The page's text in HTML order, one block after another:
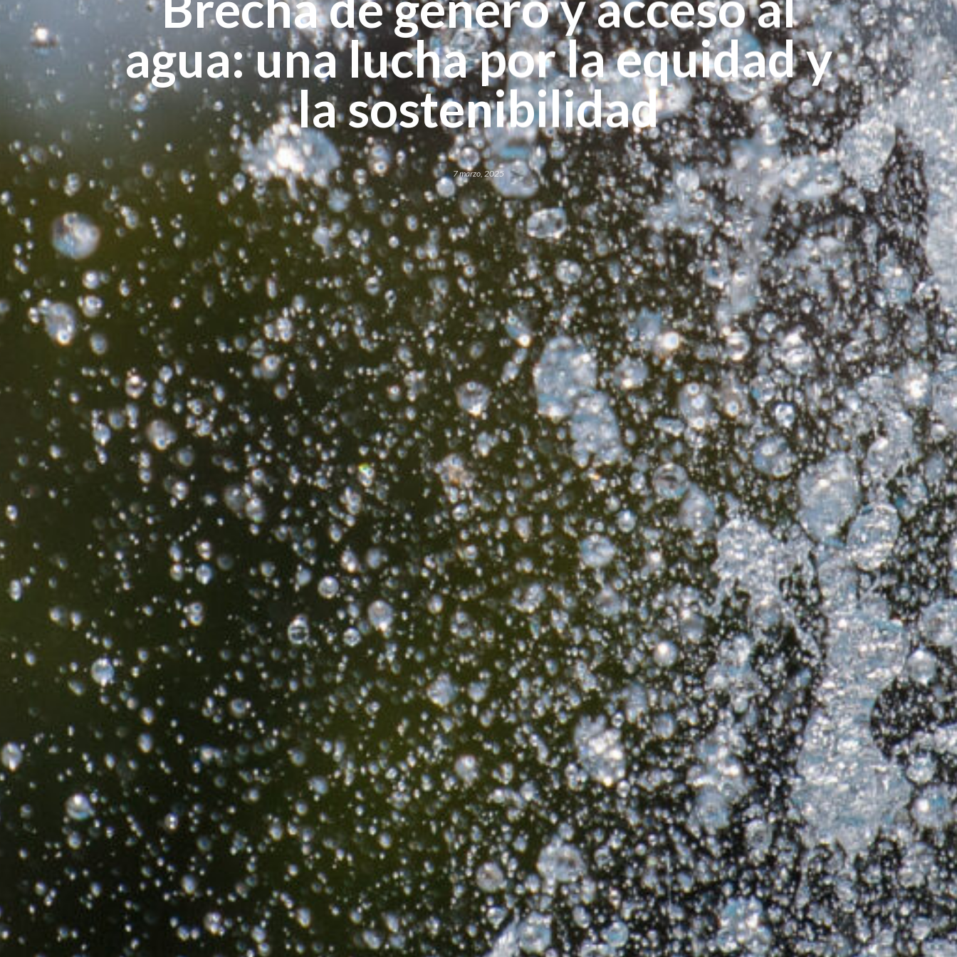
agua: una lucha por la equidad y
la sostenibilidad
7 marzo, 2025